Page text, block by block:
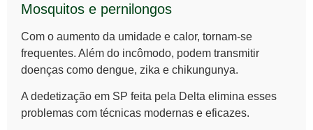
Mosquitos e pernilongos
Com o aumento da umidade e calor, tornam-se
frequentes. Além do incômodo, podem transmitir
doenças como dengue, zika e chikungunya.
A dedetização em SP feita pela Delta elimina esses
problemas com técnicas modernas e eficazes.